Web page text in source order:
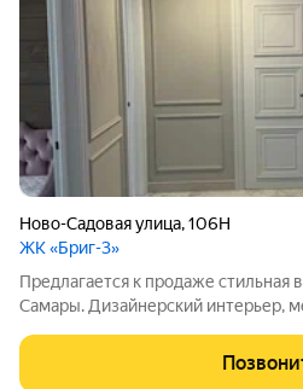
Ново-Садовая улица,106Н
ЖК «Бриг-3»
Предлагается к продаже стильная
Самары. Дизайнерский интерьер,
санузла, гардеробная. Под домом
доступом из лифта. Охрана,